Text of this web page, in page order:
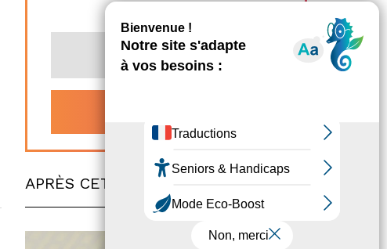
Normandie.
APRÈS CET ARTICLE